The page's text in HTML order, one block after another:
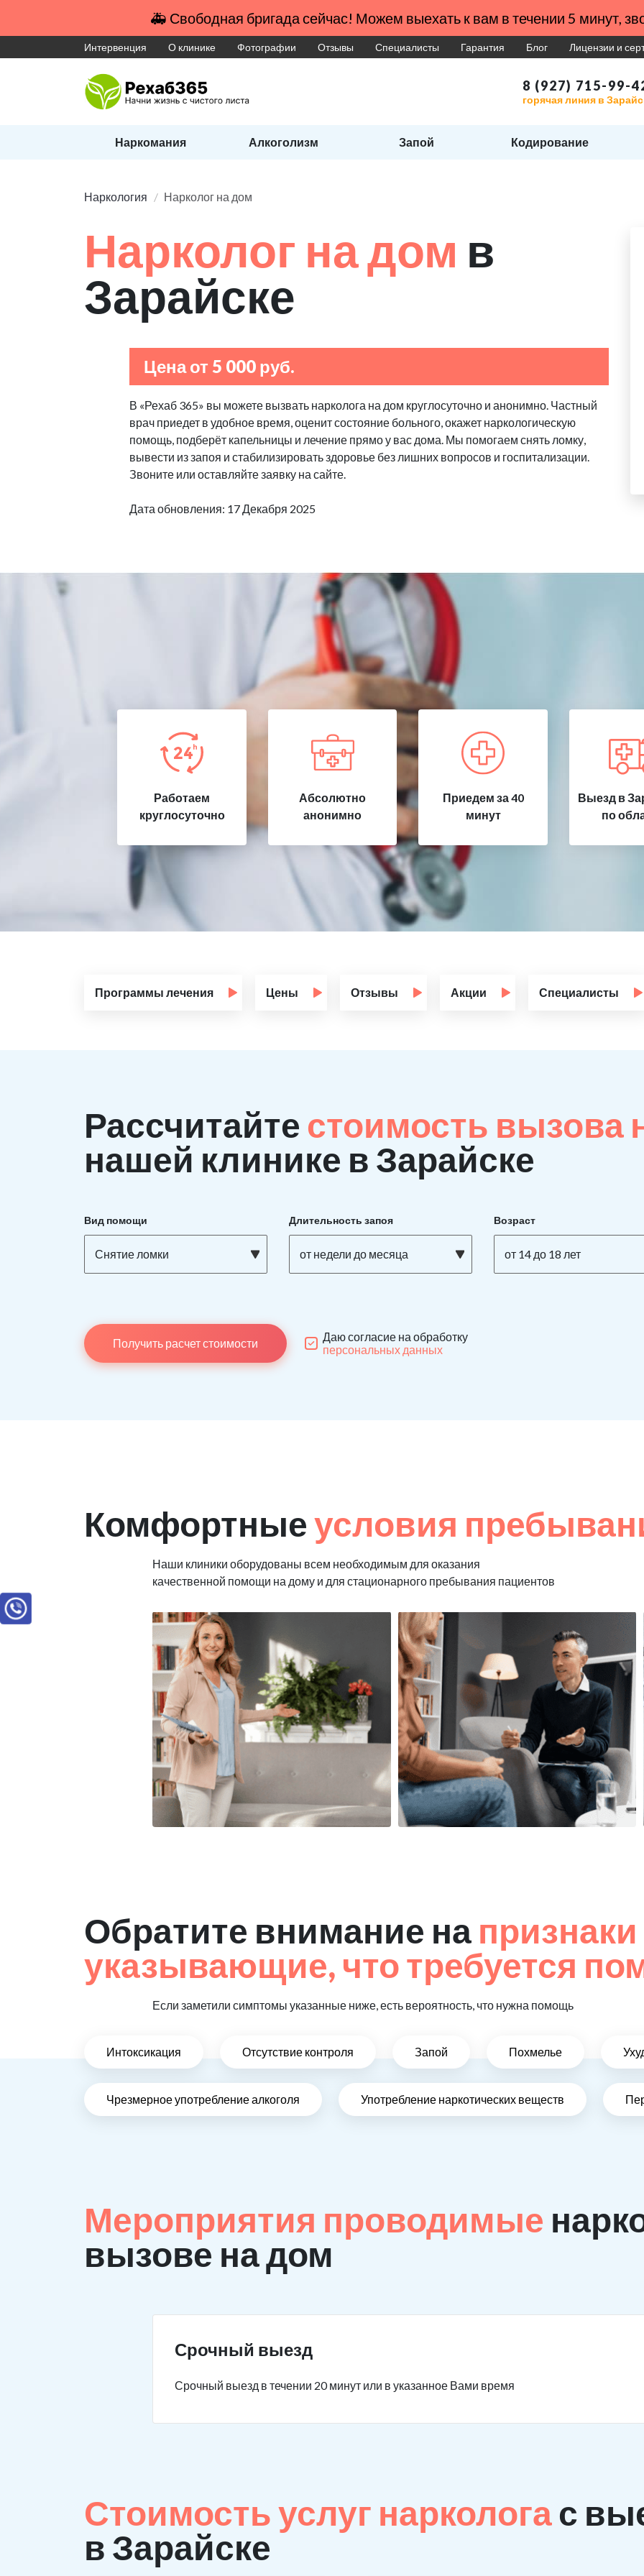
🚑 Свободная бригада сейчас! Можем выехать к вам в течении 5 минут,
Интервенция О клинике Фотографии Отзывы Специалисты Гарантия Блог Лицензии и
8 (927) 715-99-
горячая линия в
Наркомания Алкоголизм Запой Кодирование
Наркология Нарколог на дом
Нарколог на дом в
Зарайске
Цена от 5 000 руб.
В «Рехаб 365» вы можете вызвать нарколога на дом круглосуточно и анонимно. Частный
врач приедет в удобное время, оценит состояние больного, окажет наркологическую
помощь, подберёт капельницы и лечение прямо у вас дома. Мы помогаем снять ломку,
вывести из запоя и стабилизировать здоровье без лишних вопросов и госпитализации.
Звоните или оставляйте заявку на сайте.
Дата обновления: 17 Декабря 2025
Работаем
круглосуточно
Абсолютно
анонимно
Приедем за 40
минут
Выезд в
по
Программы лечения Цены Отзывы Акции Специалисты
Рассчитайте стоимость вызова
нашей клинике в Зарайске
Вид помощи
Снятие ломки
Длительность запоя
от недели до месяца
Возраст
от 14 до 18 лет
Получить расчет стоимости
Даю согласие на обработку
персональных данных
Комфортныеусловия
Наши клиники оборудованы всем необходимым для оказания
качественной помощи на дому и для стационарного пребывания пациентов
Обратите внимание на признаки
указывающие, что требуется
Если заметили симптомы указанные ниже, есть вероятность, что нужна помощь
Интоксикация Отсутствие контроля Запой Похмелье
Чрезмерное употребление алкоголя Употребление наркотических веществ
Мероприятия проводимые
вызове на дом
Срочный выезд
Срочный выезд в течении 20 минут или в указанное Вами время
Стоимость услуг наркологас
в Зарайске